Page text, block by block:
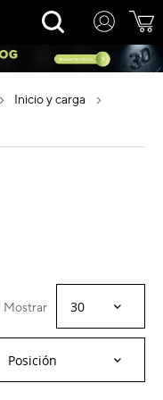
Rechercher
inicio y carga
Mostrar